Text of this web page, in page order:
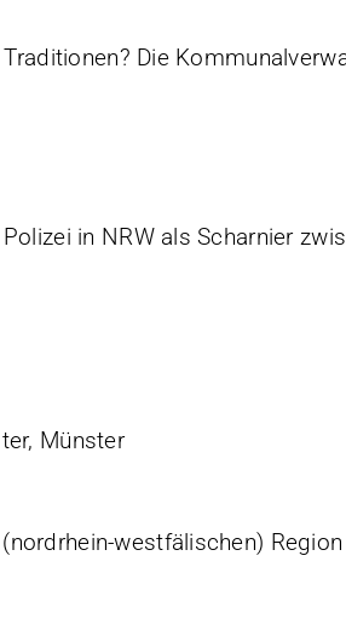
Die
in NRW als Scharnier
Münster
westfälischen) Region